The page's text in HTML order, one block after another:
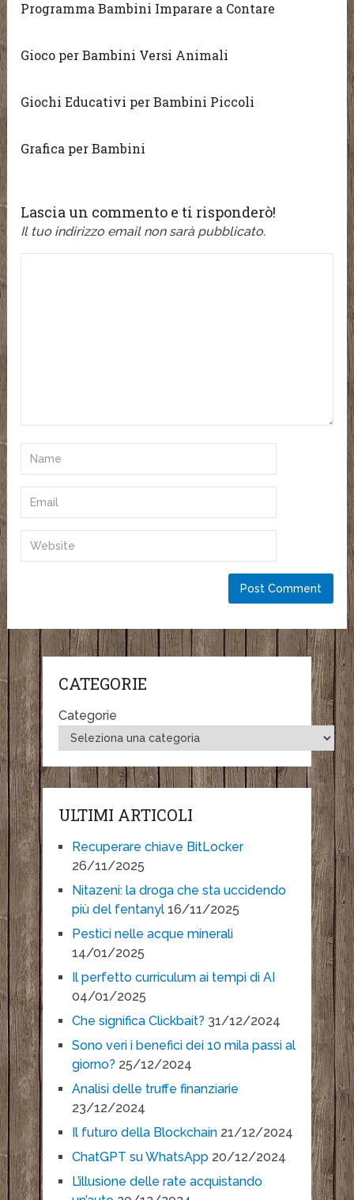
Programma Bambini Imparare a Contare
Gioco per Bambini Versi Animali
Giochi Educativi per Bambini Piccoli
Grafica per Bambini
Lascia un commento e ti risponderò!
Il tuo indirizzo email non sarà pubblicato.
CATEGORIE
Categorie
ULTIMI ARTICOLI
Recuperare chiave BitLocker
26/11/2025
Nitazeni: la droga che sta uccidendo
più del fentanyl 16/11/2025
Pestici nelle acque minerali
14/01/2025
Il perfetto curriculum ai tempi di AI
04/01/2025
Che significa Clickbait? 31/12/2024
Sono veri i benefici dei 10 mila passi al
giorno? 25/12/2024
Analisi delle truffe finanziarie
23/12/2024
Il futuro della Blockchain 21/12/2024
ChatGPT su WhatsApp 20/12/2024
L’illusione delle rate acquistando